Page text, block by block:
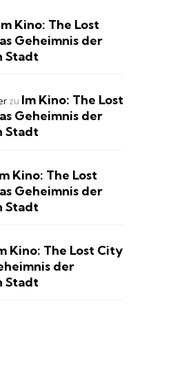
Kino: The Lost
Geheimnis der
Stadt
zu Im Kino: The Lost
Geheimnis der
Stadt
Kino: The Lost
Geheimnis der
Stadt
Kino: The Lost City
der
Stadt